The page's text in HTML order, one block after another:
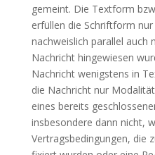
gemeint. Die Textform
erfüllen die Schriftform
nachweislich parallel auch
Nachricht hingewiesen
Nachricht wenigstens in
die Nachricht nur
eines bereits
insbesondere dann nicht,
Vertragsbedingungen, die